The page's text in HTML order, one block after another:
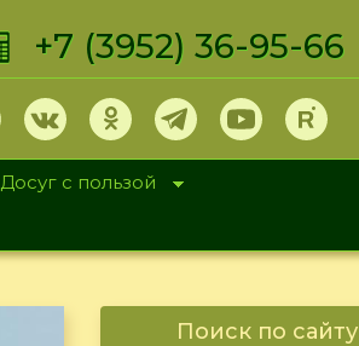
+7 (3952) 36-95-66
Досуг с пользой
Поиск по сайту